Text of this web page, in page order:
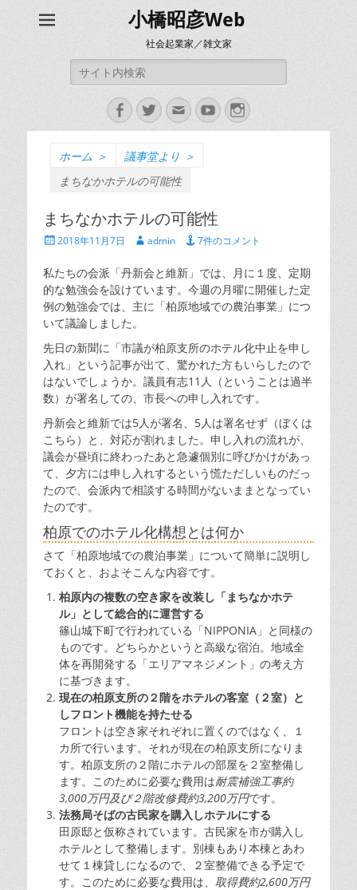
小橋昭彦Web
社会起業家／雑文家
索:
Facebook
Twitter
メ
ー
YouTubeInstagram
ホーム ＞ 議事堂より ＞
まちなかホテルの可能性
まちなかホテルの可能性
投
日
2018年11月7日
投
者
admin 7件のコメント
私たちの会派「丹新会と維新」では、月に１度、定期
的な勉強会を設けています。今週の月曜に開催した定
例の勉強会では、主に「柏原地域での農泊事業」につ
いて議論しました。
先日の新聞に「市議が柏原支所のホテル化中止を申し
入れ」という記事が出て、驚かれた方もいらしたので
はないでしょうか。議員有志11人（ということは過半
数）が署名しての、市長への申し入れです。
丹新会と維新では5人が署名、5人は署名せず（ぼくは
こちら）と、対応が割れました。申し入れの流れが、
議会が昼頃に終わったあと急遽個別に呼びかけがあっ
て、夕方には申し入れするという慌ただしいものだっ
たので、会派内で相談する時間がないままとなってい
たのです。
柏原でのホテル化構想とは何か
さて「柏原地域での農泊事業」について簡単に説明し
ておくと、およそこんな内容です。
柏原内の複数の空き家を改装し「まちなかホテ
ル」として総合的に運営する
篠山城下町で行われている「NIPPONIA」と同様の
ものです。どちらかというと高級な宿泊。地域全
体を再開発する「エリアマネジメント」の考え方
に基づきます。
現在の柏原支所の２階をホテルの客室（２室）と
しフロント機能を持たせる
フロントは空き家それぞれに置くのではなく、１
カ所で行います。それが現在の柏原支所になりま
す。柏原支所の２階にホテルの部屋を２室整備し
ます。このために必要な費用は耐震補強工事約
3,000万円及び２階改修費約3,200万円です。
法務局そばの古民家を購入しホテルにする
田原邸と仮称されています。古民家を市が購入し
ホテルとして整備します。別棟もあり本棟とあわ
せて１棟貸しになるので、２室整備できる予定で
す。このために必要な費用は、 取得費約2,600万円